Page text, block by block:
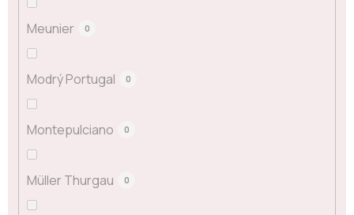
Meunier 0
Modrý Portugal 0
Montepulciano 0
Müller Thurgau 0